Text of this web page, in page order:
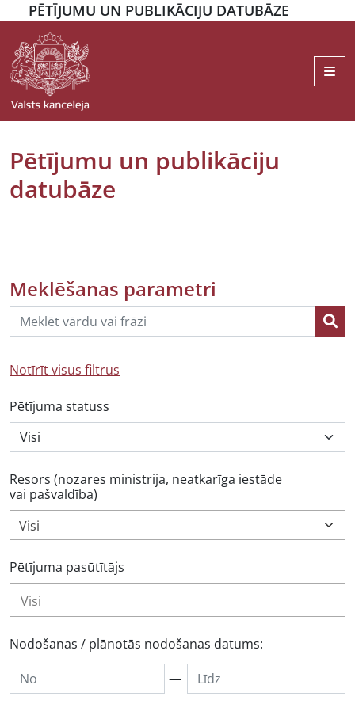
PĒTĪJUMU UN PUBLIKĀCIJU DATUBĀZE
Pētījumu un publikāciju
datubāze
Meklēšanas parametri
Notīrīt visus filtrus
Pētījuma statuss
Resors (nozares ministrija, neatkarīga iestāde
vai pašvaldība)
Visi
Pētījuma pasūtītājs
Nodošanas / plānotās nodošanas datums:
—